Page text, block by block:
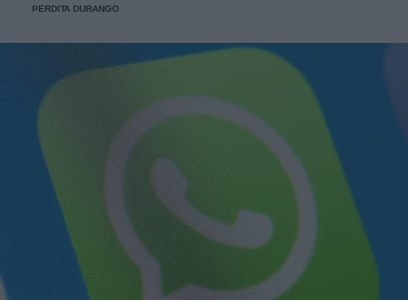
PERDITA DURANGO